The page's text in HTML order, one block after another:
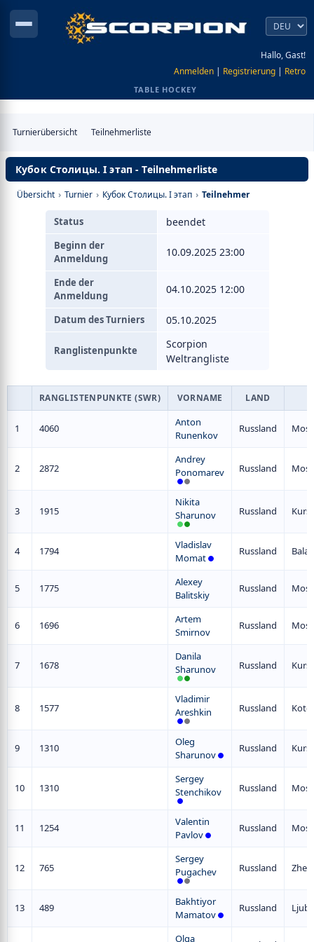
Hallo, Gast!
Anmelden | Registrierung | Retro
TABLE HOCKEY
Turnierübersicht Teilnehmerliste
Кубок Столицы. I этап - Teilnehmerliste
Übersicht › Turnier › Кубок Столицы. I этап › Teilnehmer
Status beendet
Beginn der
Anmeldung
10.09.2025 23:00
Ende der
Anmeldung
04.10.2025 12:00
Datum des Turniers 05.10.2025
Ranglistenpunkte
Scorpion
Weltrangliste
RANGLISTENPUNKTE (SWR) VORNAME LAND
1 4060
Anton
Runenkov
Russland
2 2872
Andrey
Ponomarev
Russland
3 1915
Nikita
Sharunov
Russland
4 1794
Vladislav
Momat
Russland
5 1775
Alexey
Balitskiy
Russland
6 1696
Artem
Smirnov
Russland
7 1678
Danila
Sharunov
Russland
8 1577
Vladimir
Areshkin
Russland
9 1310
Oleg
Sharunov
Russland
10 1310
Sergey
Stenchikov
Russland
11 1254
Valentin
Pavlov
Russland
12 765
Sergey
Pugachev
Russland
13 489
Bakhtiyor
Mamatov
Russland
Olga